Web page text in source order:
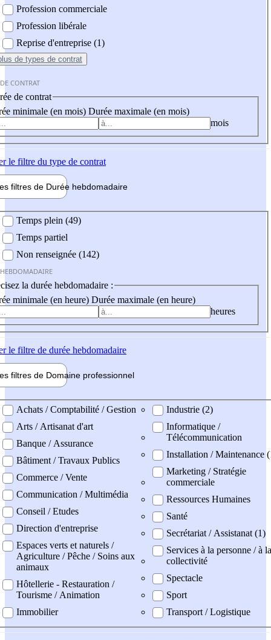
Profession commerciale
Profession libérale
Reprise d'entreprise (1)
de types de contrat
CONTRAT
de contrat
minimale (en mois) Durée maximale (en mois)
mois
le filtre du type de contrat
filtres de Durée hebdomadaire
Temps plein (49)
Temps partiel
Non renseignée (142)
la durée hebdomadaire :
minimale (en heure) Durée maximale (en heure)
heures
le filtre de durée hebdomadaire
filtres de Domaine professionnel
professionel
Achats / Comptabilité / Gestion
Arts / Artisanat d'art
Banque / Assurance
Bâtiment / Travaux Publics
Commerce / Vente
Communication / Multimédia
Conseil / Etudes
Direction d'entreprise
Espaces verts et naturels /
Agriculture / Pêche / Soins aux
animaux
Hôtellerie - Restauration /
Tourisme / Animation
Immobilier
Industrie (2)
Informatique /
Télécommunication
Installation / Maintenance
Marketing / Stratégie
commerciale
Ressources Humaines
Santé
Secrétariat / Assistanat (1)
Services à la personne / à la
collectivité
Spectacle
Sport
Transport / Logistique